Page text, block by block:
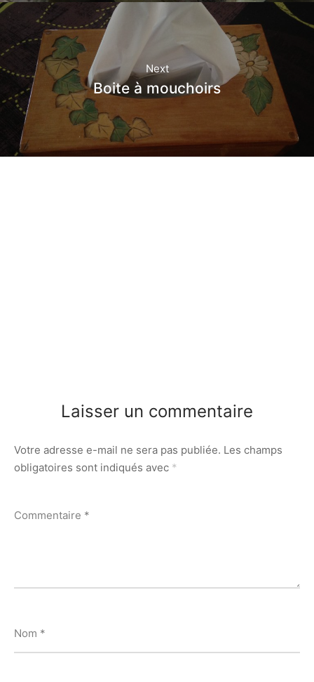
Next
Boite à mouchoirs
Laisser un commentaire
Votre adresse e-mail ne sera pas publiée. Les champs
obligatoires sont indiqués avec *
Commentaire *
Nom *